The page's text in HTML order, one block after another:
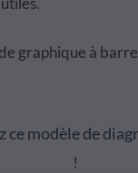
graphique à
ce modèle de
!